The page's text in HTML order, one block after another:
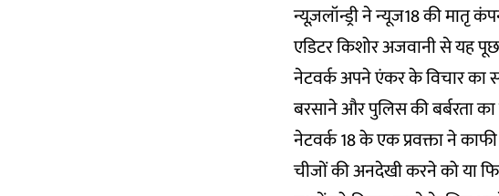
न्यूज़लॉन्ड्री ने न्यूज18 की मातृ
एडिटर किशोर अजवानी से यह
नेटवर्क अपने एंकर के विचार का
बरसाने और पुलिस की बर्बरता
नेटवर्क 18 के एक प्रवक्ता ने काफी
चीजों की अनदेखी करने को या